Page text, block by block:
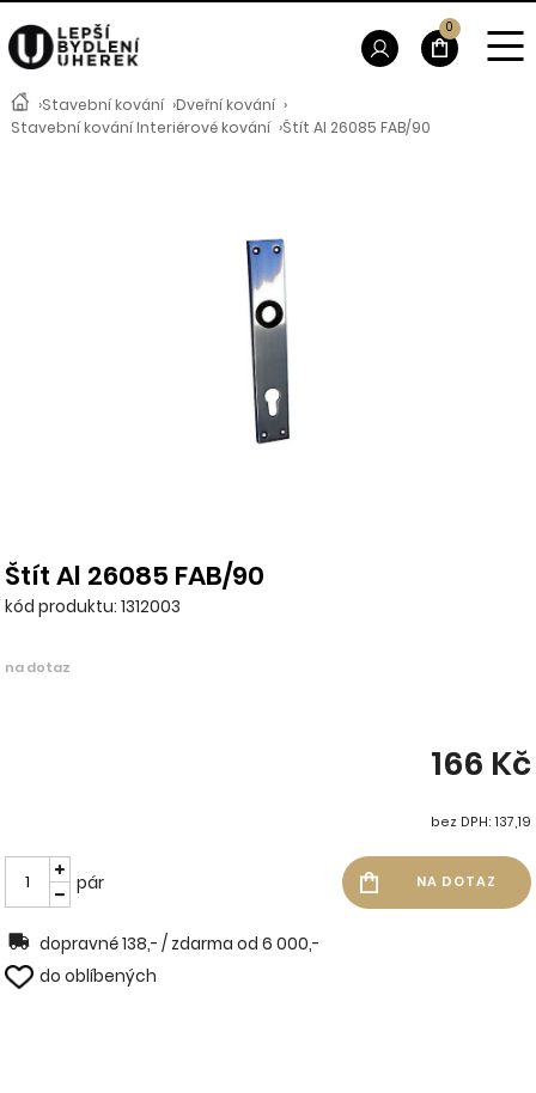
›Stavební kování ›Dveřní kování ›
Stavební kování Interiérové kování ›Štít Al 26085 FAB/90
Štít Al 26085 FAB/90
kód produktu: 1312003
na dotaz
166 Kč
bez DPH: 137,19
pár
dopravné 138,- / zdarma od 6 000,-
do oblíbených
0